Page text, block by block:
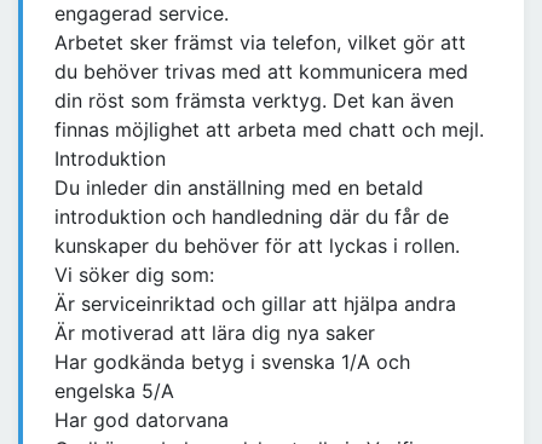
engagerad service.
Arbetet sker främst via telefon, vilket gör att
du behöver trivas med att kommunicera med
din röst som främsta verktyg. Det kan även
finnas möjlighet att arbeta med chatt och mejl.
Introduktion
Du inleder din anställning med en betald
introduktion och handledning där du får de
kunskaper du behöver för att lyckas i rollen.
Vi söker dig som:
Är serviceinriktad och gillar att hjälpa andra
Är motiverad att lära dig nya saker
Har godkända betyg i svenska 1/A och
engelska 5/A
Har god datorvana